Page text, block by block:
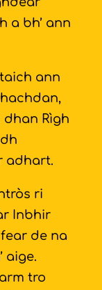
a bh’ ann
ann
Rìgh
adhart.
ri
Inbhir
de na
aige.
tro